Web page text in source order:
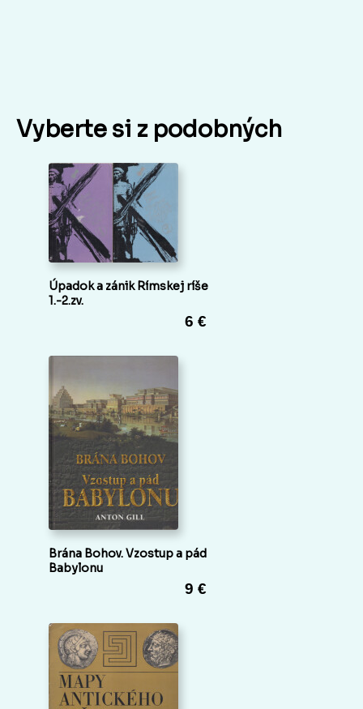
Vyberte si z podobných
Úpadok a zánik Rímskej ríše
1.-2.zv.
6 €
Brána Bohov. Vzostup a pád
Babylonu
9 €